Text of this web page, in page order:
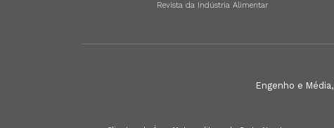
Revista da Indústria Alimentar
Engenho e